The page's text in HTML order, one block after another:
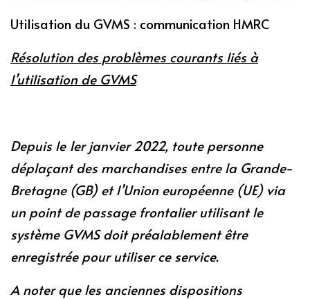
Utilisation du GVMS : communication HMRC
Résolution des problèmes courants liés à
l’utilisation de GVMS
Depuis le 1er janvier 2022, toute personne
déplaçant des marchandises entre la Grande-
Bretagne (GB) et l’Union européenne (UE) via
un point de passage frontalier utilisant le
système GVMS doit préalablement être
enregistrée pour utiliser ce service.
A noter que les anciennes dispositions